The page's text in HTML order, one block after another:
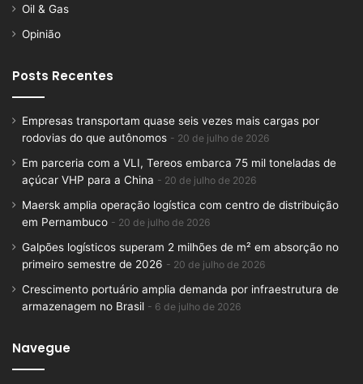
Oil & Gas
Opinião
Posts Recentes
Empresas transportam quase seis vezes mais cargas por
rodovias do que autônomos
20 de julho de 2026
Em parceria com a VLI, Tereos embarca 75 mil toneladas de
açúcar VHP para a China
20 de julho de 2026
Maersk amplia operação logística com centro de distribuição
em Pernambuco
20 de julho de 2026
Galpões logísticos superam 2 milhões de m² em absorção no
primeiro semestre de 2026
20 de julho de 2026
Crescimento portuário amplia demanda por infraestrutura de
armazenagem no Brasil
6 de julho de 2026
Navegue